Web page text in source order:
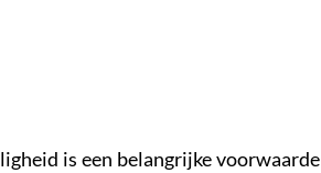
is een belangrijke voorwaarde